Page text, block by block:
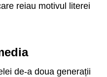
reiau motivul literei
de-a doua generații